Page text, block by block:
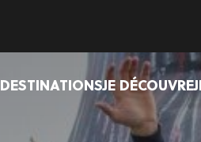
DESTINATIONSJE DÉCOUVRE